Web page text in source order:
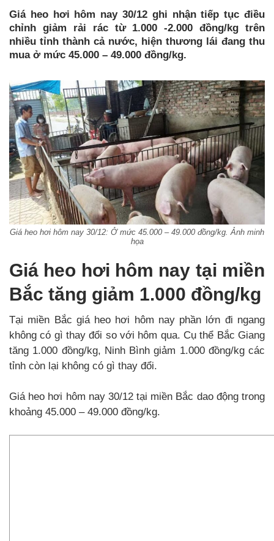
Giá heo hơi hôm nay 30/12 ghi nhận tiếp tục điều
chỉnh giảm rải rác từ 1.000 -2.000 đồng/kg trên
nhiều tỉnh thành cả nước, hiện thương lái đang thu
mua ở mức 45.000 – 49.000 đồng/kg.
Giá heo hơi hôm nay 30/12: Ở mức 45.000 – 49.000 đồng/kg. Ảnh minh
họa
Giá heo hơi hôm nay tại miền
Bắc tăng giảm 1.000 đồng/kg
Tại miền Bắc giá heo hơi hôm nay phần lớn đi ngang
không có gì thay đổi so với hôm qua. Cụ thể Bắc Giang
tăng 1.000 đồng/kg, Ninh Bình giảm 1.000 đồng/kg các
tỉnh còn lại không có gì thay đổi.
Giá heo hơi hôm nay 30/12 tại miền Bắc dao động trong
khoảng 45.000 – 49.000 đồng/kg.